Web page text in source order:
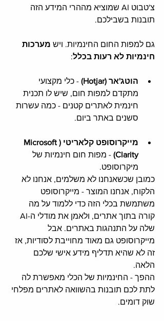
צ'טבוט AI שמוציא מההרי המידע הזה
תובנות בשבילכם.
גם למפות החום החינמיות. ויש מערכות
חינמיות לא רעות בכלל:
הוטג'אר (Hotjar)
- כלי מקצועי
מתקדם למפות חום, שיש לו תכנית
חינמית לאתרים קטנים - כמה עשרות
סשנים באתר ביום.
מייקרוסופט קלאריטי (Microsoft
Clarity) - מפות חום חינמיות של
מיקרוסופט.
כמובן שכשאנחנו לא משלמים, אנחנו לא
הלקוח, אנחנו המוצר - מייקרוסופט
משתמשת בכלי הזה כדי ללמוד על מה
שלה על התנהגות באתרים. אבל
מייקרוסופט גם מאוד מחוייבת לסודיות, אז
זה לא שהיא תדליף מידע אישי שלכם
הלאה.
ההפך - החינמיות של הכלי מאפשרת לה
לתת לכם תובנות בהשוואה לאתרים מפלחי
שוק דומים.